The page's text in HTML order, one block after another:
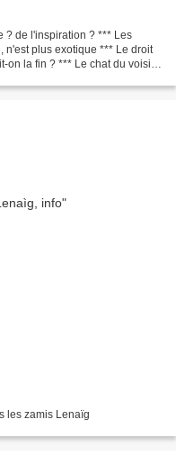
? de l'inspiration ? *** Les
n'est plus exotique *** Le droit
on la fin ? *** Le chat du voisin
les zamis Lenaïg